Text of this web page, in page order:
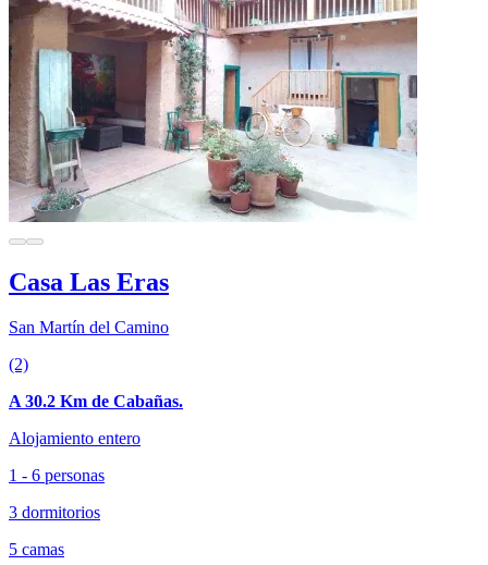
Casa Las Eras
San Martín del Camino
(2)
A 30.2 Km de Cabañas.
Alojamiento entero
1 - 6 personas
3 dormitorios
5 camas